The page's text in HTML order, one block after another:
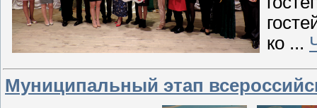
ко ...
Муниципальный этап